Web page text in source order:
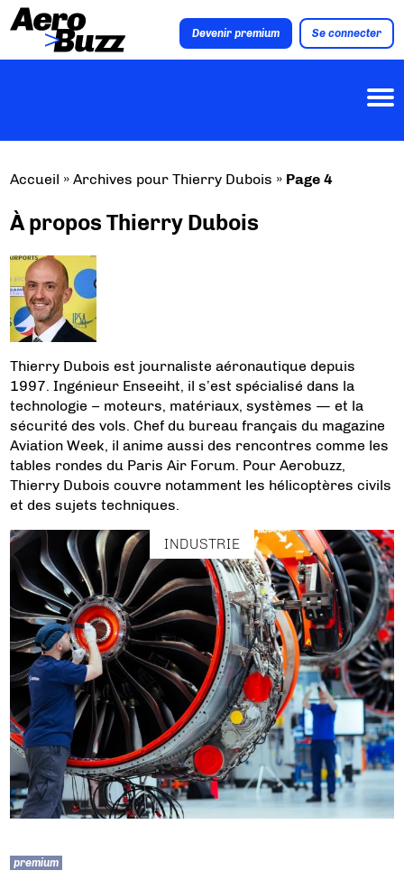
Devenir premium Se connecter
Accueil »Archives pour Thierry Dubois » Page 4
À propos Thierry Dubois
Thierry Dubois est journaliste aéronautique depuis
1997. Ingénieur Enseeiht, il s’est spécialisé dans la
technologie – moteurs, matériaux, systèmes — et la
sécurité des vols. Chef du bureau français du magazine
Aviation Week, il anime aussi des rencontres comme les
tables rondes du Paris Air Forum. Pour Aerobuzz,
Thierry Dubois couvre notamment les hélicoptères civils
et des sujets techniques.
INDUSTRIE
premium